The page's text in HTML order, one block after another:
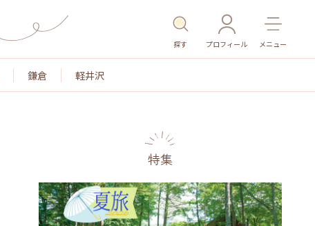
探す プロフィール メニュー
鎌倉 軽井沢
名所・旧跡 温泉・スパ その他施設 ごはん
特集